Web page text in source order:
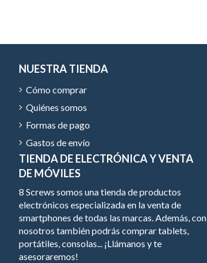
TIENDA DE ELECTRÓNICA Y VENTA
DE MÓVILES
8 Screws somos una tienda de productos
electrónicos especializada en la venta de
smartphones de todas las marcas. Además, con
nosotros también podrás comprar tablets,
portátiles, consolas... ¡Llámanos y te
asesoraremos!
NUESTRA TIENDA
Cómo comprar
Quiénes somos
Formas de pago
Gastos de envío